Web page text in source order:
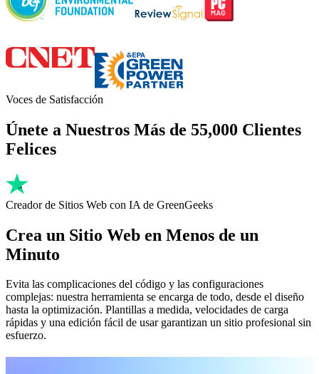
Voces de Satisfacción
Únete a Nuestros Más de 55,000 Clientes
Felices
Creador de Sitios Web con IA de GreenGeeks
Crea un Sitio Web en Menos de un
Minuto
Evita las complicaciones del código y las configuraciones
complejas: nuestra herramienta se encarga de todo, desde el diseño
hasta la optimización. Plantillas a medida, velocidades de carga
rápidas y una edición fácil de usar garantizan un sitio profesional sin
esfuerzo.